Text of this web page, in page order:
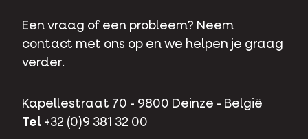
Een vraag of een probleem? Neem
contact met ons op en we helpen je graag
verder.
Kapellestraat 70 - 9800 Deinze - België
Tel +32 (0)9 381 32 00